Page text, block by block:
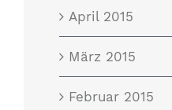
April 2015
März 2015
Februar 2015